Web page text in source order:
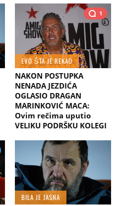
1
EVO ŠTA JE REKAO
NAKON POSTUPKA
NENADA JEZDIĆA
OGLASIO DRAGAN
MARINKOVIĆ MACA:
Ovim rečima uputio
VELIKU PODRŠKU KOLEGI
BILA JE JASNA